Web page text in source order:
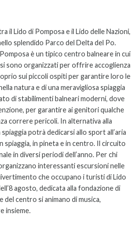
il Lido di Pomposa e il Lido delle Nazioni,
splendido Parco del Delta del Po.
è un tipico centro balneare in cui
sono organizzati per offrire accoglienza
sui piccoli ospiti per garantire loro le
natura e di una meravigliosa spiaggia
di stabilimenti balneari moderni, dove
per garantire ai genitori qualche
correre pericoli. In alternativa alla
potrà dedicarsi allo sport all’aria
in pineta e in centro. Il circuito
in diversi periodi dell’anno. Per chi
interessanti escursioni nelle
che occupano i turisti di Lido
agosto, dedicata alla fondazione di
del centro si animano di musica,
insieme.